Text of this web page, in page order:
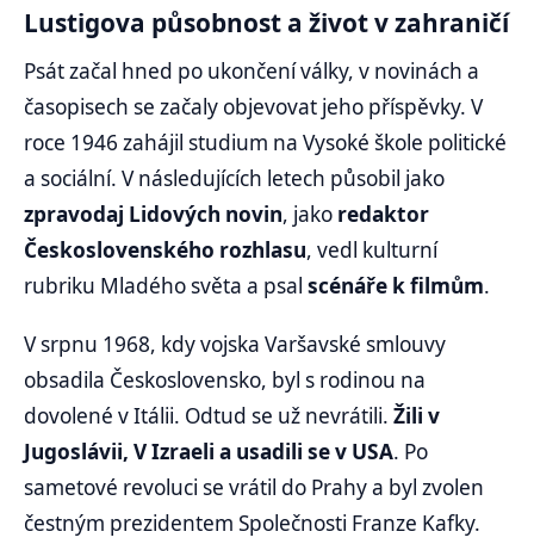
Lustigova působnost a život v zahraničí
Psát začal hned po ukončení války, v novinách a
časopisech se začaly objevovat jeho příspěvky. V
roce 1946 zahájil studium na Vysoké škole politické
a sociální. V následujících letech působil jako
zpravodaj Lidových novin, jako redaktor
Československého rozhlasu, vedl kulturní
rubriku Mladého světa a psal scénáře k filmům.
V srpnu 1968, kdy vojska Varšavské smlouvy
obsadila Československo, byl s rodinou na
dovolené v Itálii. Odtud se už nevrátili. Žili v
Jugoslávii, V Izraeli a usadili se v USA. Po
sametové revoluci se vrátil do Prahy a byl zvolen
čestným prezidentem Společnosti Franze Kafky.